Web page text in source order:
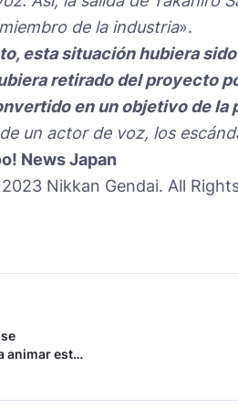
de la industria».
esta situación hubiera
retirado del proyecto
en un objetivo de la
un actor de voz, los
News Japan
Nikkan Gendai. All
animar este